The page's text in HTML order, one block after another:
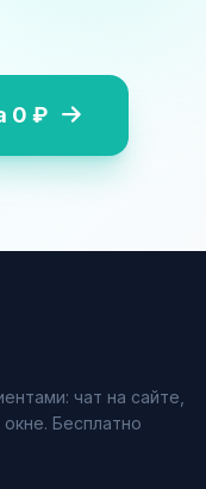
0 ₽
чат на сайте,
Бесплатно